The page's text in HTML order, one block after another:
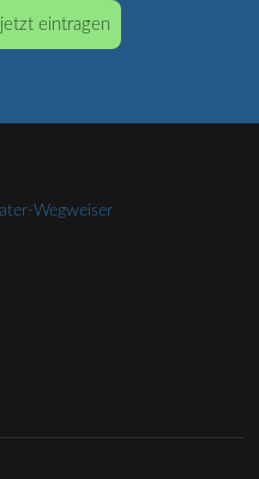
eintragen